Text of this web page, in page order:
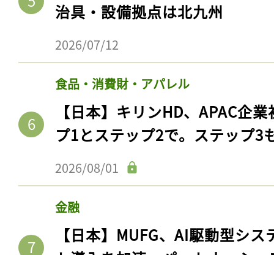
治具・設備拠点は北九州
2026/07/12
食品・消費財・アパレル
【日本】キリンHD、APAC企
プ1とステップ2で。ステップ3
2026/08/01
金融
【日本】MUFG、AI駆動型シ